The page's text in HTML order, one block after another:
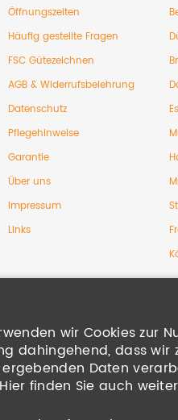
Öffnungszeiten
Häufig gestellte Fragen
FSC Gütezeichnen
AGB & Widerrufsbelehrung
Datenschutz
Pflegehinweise
Garantie
Über uns
Impressum
Links
wir Cookies zur
dahingehend, dass
Daten
finden Sie auch